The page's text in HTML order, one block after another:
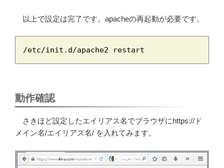
以上で設定は完了です。apacheの再起動が必要です。
/etc/init.d/apache2 restart
動作確認
さきほど設定したエイリアス名でブラウザにhttps://ド
メイン名/エイリアス名/ を入れてみます。